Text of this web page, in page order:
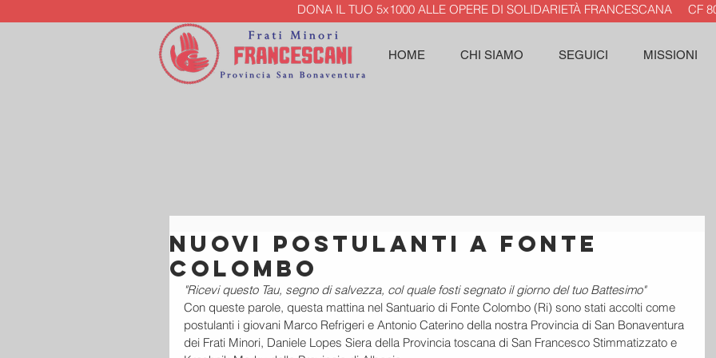
HOME CHI SIAMO SEGUICI MISSIONI
DONA IL TUO 5x1000 ALLE OPERE DI SOLIDARIETÀ FRANCESCANA CF
Nuovi Postulanti a Fonte
Colombo
"Ricevi questo Tau, segno di salvezza, col quale fosti segnato il giorno del tuo Battesimo"
Con queste parole, questa mattina nel Santuario di Fonte Colombo (Ri) sono stati accolti come
postulanti i giovani Marco Refrigeri e Antonio Caterino della nostra Provincia di San Bonaventura
dei Frati Minori, Daniele Lopes Siera della Provincia toscana di San Francesco Stimmatizzato e